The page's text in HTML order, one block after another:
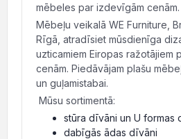
mēbeles par izdevīgām cenām.
Mēbeļu veikalā WE Furniture,
Rīgā, atradīsiet mūsdienīga
uzticamiem Eiropas ražotājiem
cenām. Piedāvājam plašu
un guļamistabai.
Mūsu sortimentā:
stūra dīvāni un U formas
dabīgās ādas dīvāni